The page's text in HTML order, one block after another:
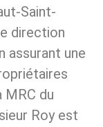
Saint-
direction
assurant une
MRC du
Roy est